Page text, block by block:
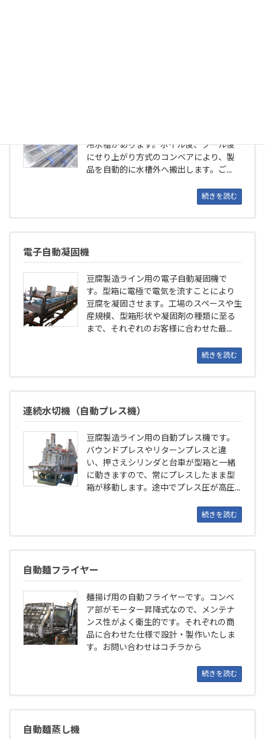
冷水槽があります。ボイル後、クール後
にせり上がり方式のコンベアにより、製
品を自動的に水槽外へ搬出します。ご...
続きを読む
電子自動凝固機
豆腐製造ライン用の電子自動凝固機で
す。型箱に電極で電気を流すことにより
豆腐を凝固させます。工場のスペースや生
産規模、型箱形状や凝固剤の種類に至る
まで、それぞれのお客様に合わせた最...
続きを読む
連続水切機（自動プレス機）
豆腐製造ライン用の自動プレス機です。
バウンドプレスやリターンプレスと違
い、押さえシリンダと台車が型箱と一緒
に動きますので、常にプレスしたまま型
箱が移動します。途中でプレス圧が高圧...
続きを読む
自動麺フライヤー
麺揚げ用の自動フライヤーです。コンベ
ア部がモーター昇降式なので、メンテナ
ンス性がよく衛生的です。それぞれの商
品に合わせた仕様で設計・製作いたしま
す。お問い合わせはコチラから
続きを読む
自動麺蒸し機